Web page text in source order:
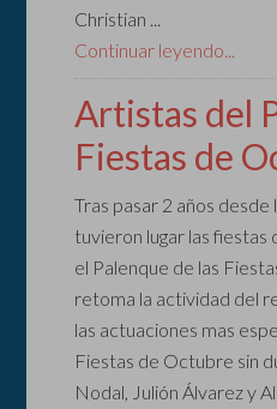
Christian ...
Continuar leyendo...
Artistas del
Fiestas de
Tras pasar 2 años desde
tuvieron lugar las fiestas
el Palenque de las
retoma la actividad del
las actuaciones mas
Fiestas de Octubre sin
Nodal, Julión Álvarez y